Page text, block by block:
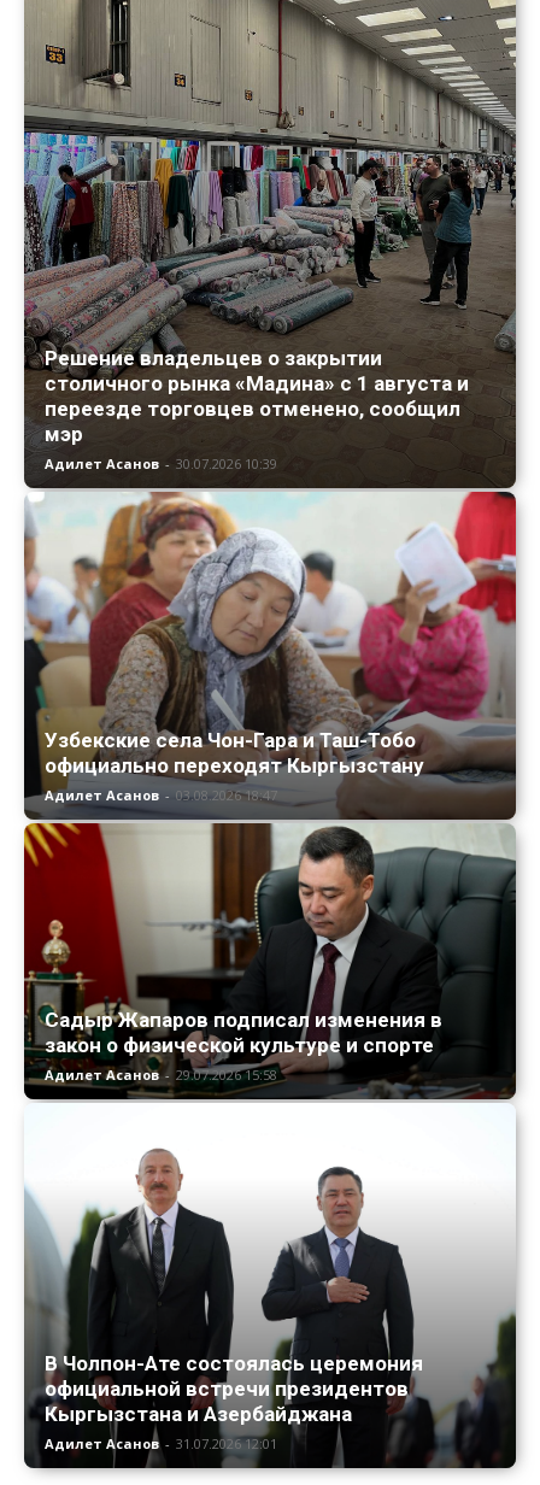
Решение владельцев о закрытии
столичного рынка «Мадина» с 1 августа и
переезде торговцев отменено, сообщил
мэр
Адилет Асанов - 30.07.2026 10:39
Узбекские села Чон-Гара и Таш-Тобо
официально переходят Кыргызстану
Адилет Асанов - 03.08.2026 18:47
Садыр Жапаров подписал изменения в
закон о физической культуре и спорте
Адилет Асанов - 29.07.2026 15:58
В Чолпон-Ате состоялась церемония
официальной встречи президентов
Кыргызстана и Азербайджана
Адилет Асанов - 31.07.2026 12:01